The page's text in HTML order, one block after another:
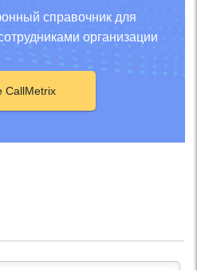
справочник для
организации
CallMetrix